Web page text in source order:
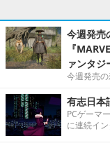
今週発売
『
ァンタジ
今週発売の
有志日本
PCゲーマ
に連続イン